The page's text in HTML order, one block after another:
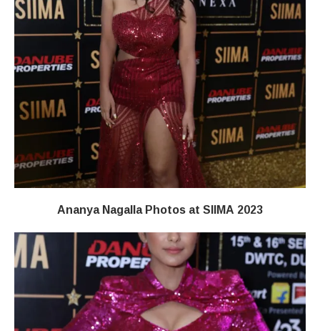
Ananya Nagalla Photos at SIIMA 2023